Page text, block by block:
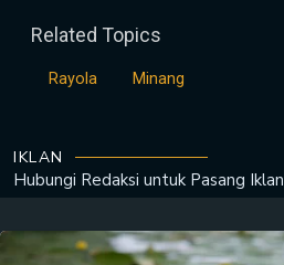
Related Topics
Rayola Minang
IKLAN
Hubungi Redaksi untuk Pasang Iklan